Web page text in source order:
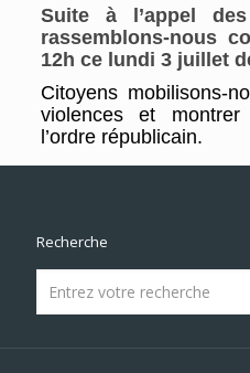
Suite à l’appel
rassemblons-nous
12h ce lundi 3 juillet
Citoyens mobilisons-
violences et
l’ordre républicain.
Recherche